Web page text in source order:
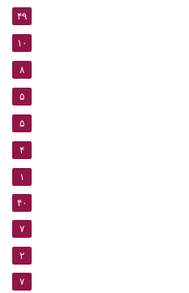
۴۹
۱۰
۸
۵
۵
۴
۱
۴۰
۷
۲
۷